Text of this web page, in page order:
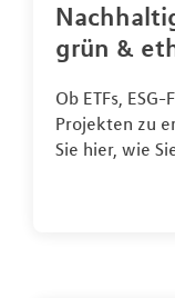
grün &
Ob ETFs,
Projekten zu
Sie hier, wie